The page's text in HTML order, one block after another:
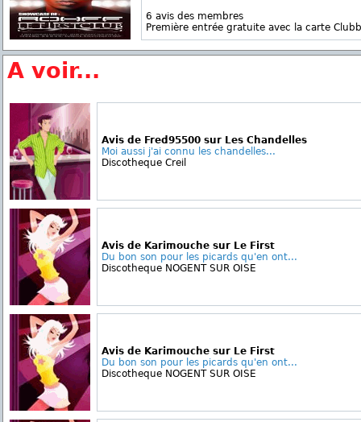
6 avis des membres
Première entrée gratuite avec la carte
A voir...
Avis de Fred95500 sur Les Chandelles
Moi aussi j'ai connu les chandelles...
Discotheque Creil
Avis de Karimouche sur Le First
Du bon son pour les picards qu'en ont...
Discotheque NOGENT SUR OISE
Avis de Karimouche sur Le First
Du bon son pour les picards qu'en ont...
Discotheque NOGENT SUR OISE